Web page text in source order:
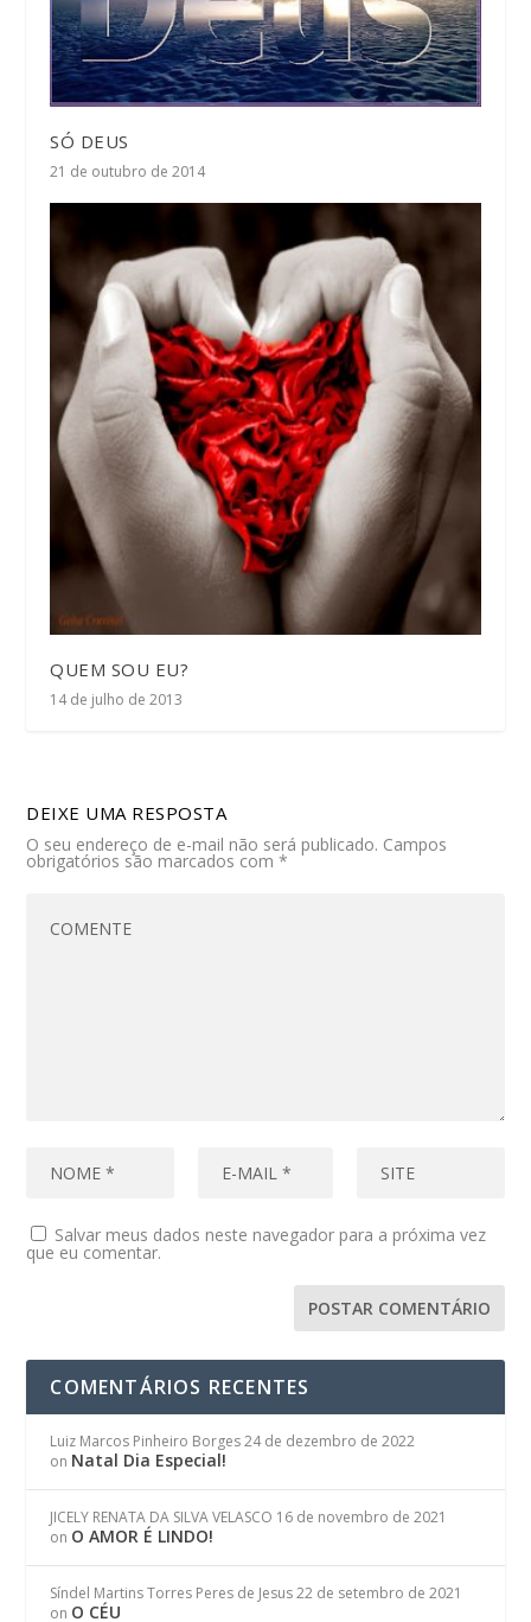
SÓ DEUS
21 de outubro de 2014
QUEM SOU EU?
14 de julho de 2013
DEIXE UMA RESPOSTA
O seu endereço de e-mail não será publicado. Campos
obrigatórios são marcados com*
Salvar meus dados neste navegador para a próxima vez
que eu comentar.
COMENTÁRIOS RECENTES
Luiz Marcos Pinheiro Borges 24 de dezembro de 2022
on Natal Dia Especial!
JICELY RENATA DA SILVA VELASCO 16 de novembro de 2021
on O AMOR É LINDO!
Síndel Martins Torres Peres de Jesus 22 de setembro de 2021
on O CÉU